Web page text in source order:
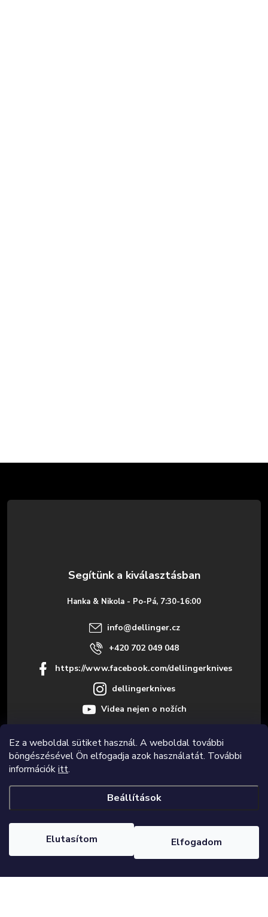
Ez a weboldal sütiket használ. A weboldal további
böngészésével Ön elfogadja azok használatát. További
információkitt.
Beállítások
Elutasítom Elfogadom
á
Informace pro vás
Hanka & Nikola - Po-Pá, 7:30-16:00
info@dellinger.cz
+420 702 049 048
https://www.facebook.com/dellingerknives
dellingerknives
Videa nejen o nožích
Shoptet Premium készítette
Copyright 2026
Minden jog fenntartva.Süti beállítások szerkesztése